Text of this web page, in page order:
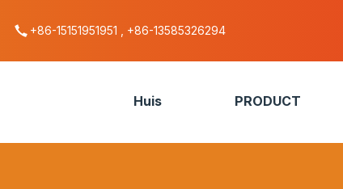
+86-15151951951 , +86-13585326294
Huis PRODUCT